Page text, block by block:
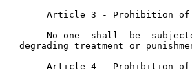
Article 3 - Prohibition
No one  shall  be
degrading treatment or
Article 4 - Prohibition